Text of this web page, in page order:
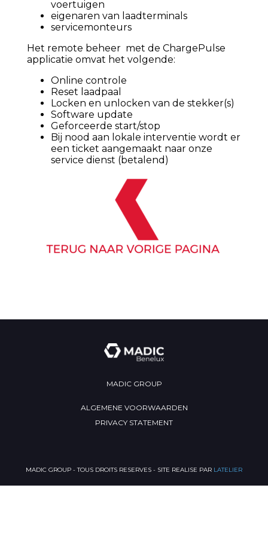
voertuigen
eigenaren van laadterminals
servicemonteurs
Het remote beheer met de ChargePulse
applicatie omvat het volgende:
Online controle
Reset laadpaal
Locken en unlocken van de stekker(s)
Software update
Geforceerde start/stop
Bij nood aan lokale interventie wordt er
een ticket aangemaakt naar onze
service dienst (betalend)
MADIC GROUP
ALGEMENE VOORWAARDEN
PRIVACY STATEMENT
MADIC GROUP - TOUS DROITS RESERVES - SITE REALISE PAR LATELIER